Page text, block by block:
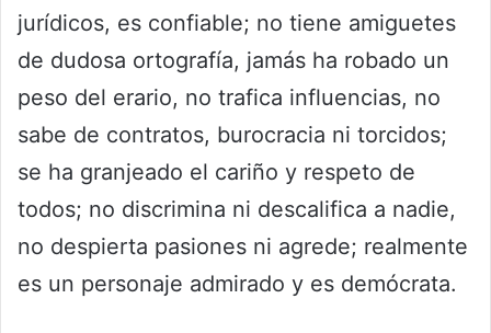
jurídicos, es confiable; no tiene amiguetes
de dudosa ortografía, jamás ha robado un
peso del erario, no trafica influencias, no
sabe de contratos, burocracia ni torcidos;
se ha granjeado el cariño y respeto de
todos; no discrimina ni descalifica a nadie,
no despierta pasiones ni agrede; realmente
es un personaje admirado y es demócrata.